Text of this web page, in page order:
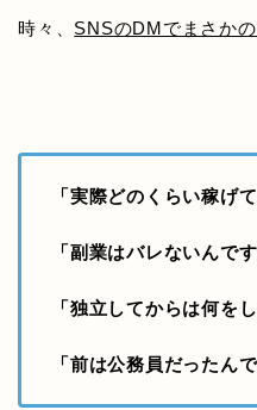
時々、 SNSのDMでまさか
「実際どのくらい稼げ
「副業はバレないんです
「独立してからは何を
「前は公務員だったん